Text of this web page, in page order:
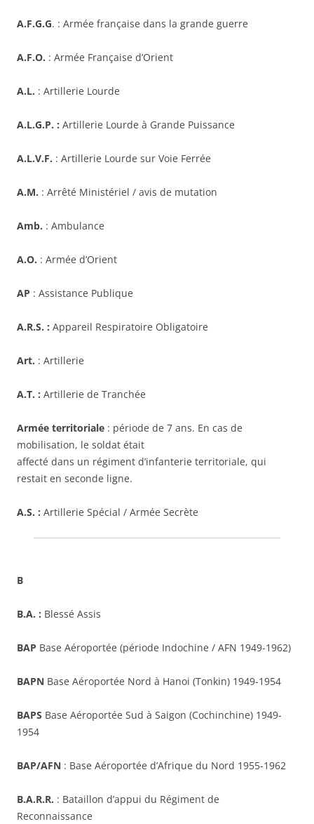
A.F.G.G. : Armée française dans la grande guerre
A.F.O. : Armée Française d’Orient
A.L. : Artillerie Lourde
A.L.G.P. : Artillerie Lourde à Grande Puissance
A.L.V.F. : Artillerie Lourde sur Voie Ferrée
A.M. : Arrêté Ministériel / avis de mutation
Amb. : Ambulance
A.O. : Armée d’Orient
AP : Assistance Publique
A.R.S. : Appareil Respiratoire Obligatoire
Art. : Artillerie
A.T. : Artillerie de Tranchée
Armée territoriale : période de 7 ans. En cas de
mobilisation, le soldat était
affecté dans un régiment d’infanterie territoriale, qui
restait en seconde ligne.
A.S. : Artillerie Spécial / Armée Secrète
B
B.A. : Blessé Assis
BAP Base Aéroportée (période Indochine / AFN 1949-1962)
BAPN Base Aéroportée Nord à Hanoi (Tonkin) 1949-1954
BAPS Base Aéroportée Sud à Saigon (Cochinchine) 1949-
1954
BAP/AFN : Base Aéroportée d’Afrique du Nord 1955-1962
B.A.R.R. : Bataillon d’appui du Régiment de
Reconnaissance